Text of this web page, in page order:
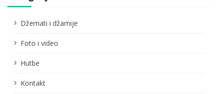
Džemati i džamije
Foto i video
Hutbe
Kontakt